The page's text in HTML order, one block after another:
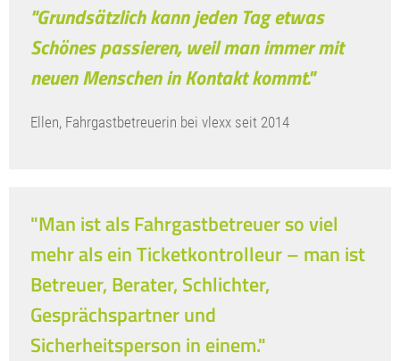
"Grundsätzlich kann jeden Tag etwas
Schönes passieren, weil man immer mit
neuen Menschen in Kontakt kommt."
Ellen, Fahrgastbetreuerin bei vlexx seit 2014
"Man ist als Fahrgastbetreuer so viel
mehr als ein Ticketkontrolleur – man ist
Betreuer, Berater, Schlichter,
Gesprächspartner und
Sicherheitsperson in einem."